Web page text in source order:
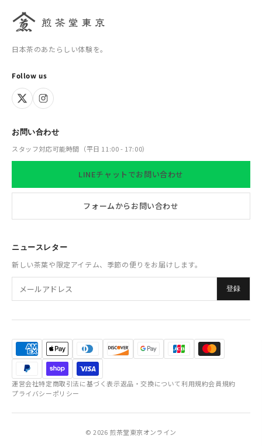
日本茶のあたらしい体験を。
Follow us
お問い合わせ
スタッフ対応可能時間（平日 11:00 - 17:00）
LINEチャットでお問い合わせ
フォームからお問い合わせ
ニュースレター
新しい茶葉や限定アイテム、季節の便りをお届けします。
登録
運営会社特定商取引法に基づく表示返品・交換について利用規約会員規約
プライバシーポリシー
© 2026 煎茶堂東京オンライン